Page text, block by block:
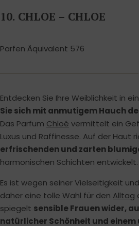
10. CHLOE – CHLOE
Parfen Äquivalent 576
Entdecken Sie Ihre Weiblichkeit in
Sie sich mit anmutigem Hauch
Das Parfum Chloé vermittelt ein
Luxus und Raffinesse. Auf der Haut
erfrischenden und zarten
harmonischen Schichten entwickelt.
Es ist wegen seiner Vielseitigkeit
daher eine tolle Wahl für den Alltag
spiegelt sensible Frauen wider,
natürlicher Schönheit und einem